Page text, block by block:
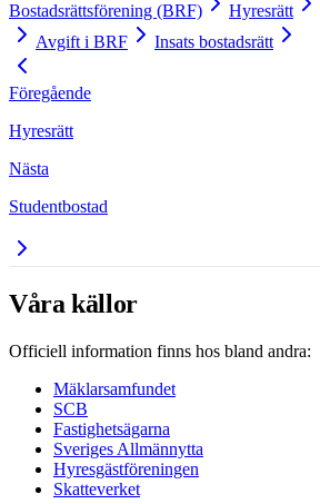
Bostadsrättsförening (BRF) Hyresrätt
Avgift i BRF
Insats bostadsrätt
Föregående
Hyresrätt
Nästa
Studentbostad
Våra källor
Officiell information finns hos bland andra:
Mäklarsamfundet
SCB
Fastighetsägarna
Sveriges Allmännytta
Hyresgästföreningen
Skatteverket